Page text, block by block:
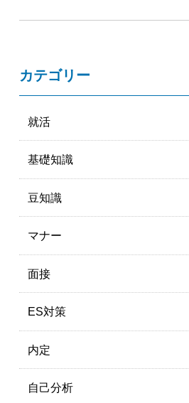
カテゴリー
就活
基礎知識
豆知識
マナー
面接
ES対策
内定
自己分析